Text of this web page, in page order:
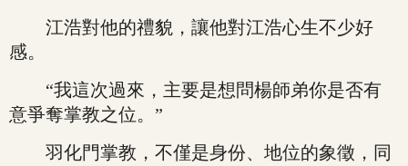
江浩對他的禮貌，讓他對江浩心生不少好
感。
“我這次過來，主要是想問楊師弟你是否有
意爭奪掌教之位。”
羽化門掌教，不僅是身份、地位的象徵，同